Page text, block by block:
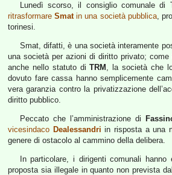
Lunedì scorso, il consiglio comunale di
ritrasformareSmatin una società pubblica,
torinesi.
Smat, difatti, è una società interamente
una società per azioni di diritto privato; come
anche nello statuto diTRM , la società che
dovuto fare cassa hanno semplicemente
vera garanzia contro la privatizzazione
diritto pubblico.
Peccato che l’amministrazione di
vicesindaco Dealessandri in risposta a una
genere di ostacolo al cammino della delibera.
In particolare, i dirigenti comunali
proposta sia illegale in quanto non prevista